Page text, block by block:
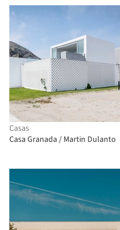
Casas
Casa Granada / Martin Dulanto